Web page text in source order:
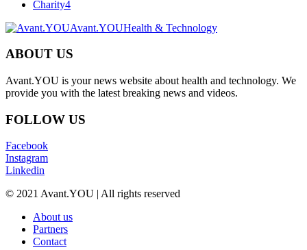
Charity4
Avant.YOUHealth & Technology
ABOUT US
Avant.YOU is your news website about health and technology. We
provide you with the latest breaking news and videos.
FOLLOW US
Facebook
Instagram
Linkedin
© 2021 Avant.YOU | All rights reserved
About us
Partners
Contact